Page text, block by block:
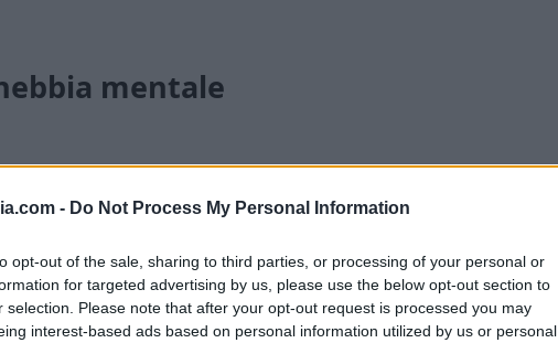
- Do Not Process My Personal Information
opt-out of the sale, sharing to third parties, or processing of your personal or
for targeted advertising by us, please use the below opt-out section to
selection. Please note that after your opt-out request is processed you may
interest-based ads based on personal information utilized by us or personal
mentale